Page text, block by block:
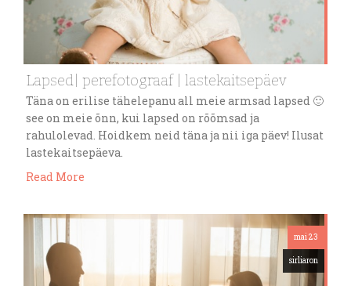
Lapsed| perefotograaf | lastekaitsepäev
Täna on erilise tähelepanu all meie armsad lapsed 🙂
see on meie õnn, kui lapsed on rõõmsad ja
rahulolevad. Hoidkem neid täna ja nii iga päev! Ilusat
lastekaitsepäeva.
Read More
mai 23
sirliaron